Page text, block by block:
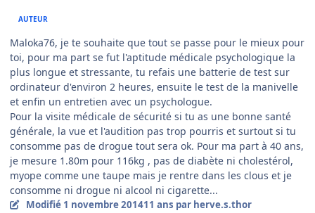
AUTEUR
Maloka76, je te souhaite que tout se passe pour le mieux pour
toi, pour ma part se fut l'aptitude médicale psychologique la
plus longue et stressante, tu refais une batterie de test sur
ordinateur d'environ 2 heures, ensuite le test de la manivelle
et enfin un entretien avec un psychologue.
Pour la visite médicale de sécurité si tu as une bonne santé
générale, la vue et l'audition pas trop pourris et surtout si tu
consomme pas de drogue tout sera ok. Pour ma part à 40 ans,
je mesure 1.80m pour 116kg , pas de diabète ni cholestérol,
myope comme une taupe mais je rentre dans les clous et je
consomme ni drogue ni alcool ni cigarette...
Modifié 1 novembre 201411 ans par herve.s.thor